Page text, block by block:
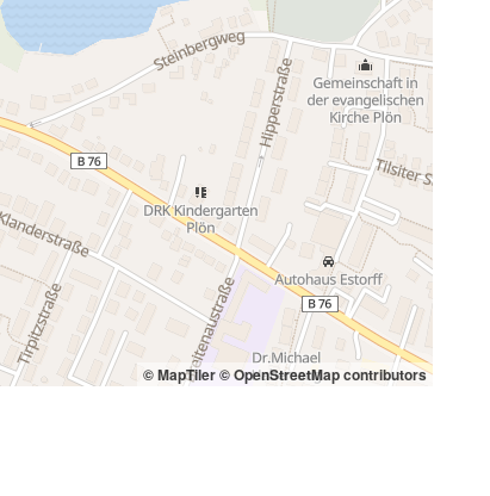
© MapTiler© OpenStreetMap contributors